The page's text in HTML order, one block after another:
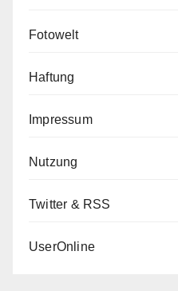
Fotowelt
Haftung
Impressum
Nutzung
Twitter & RSS
UserOnline